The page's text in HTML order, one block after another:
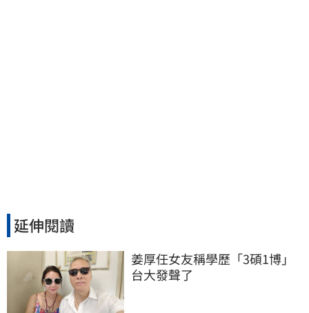
延伸閱讀
姜厚任女友稱學歷「3碩1博」
台大發聲了